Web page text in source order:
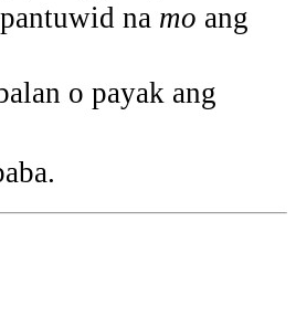
na mo ang
o payak ang